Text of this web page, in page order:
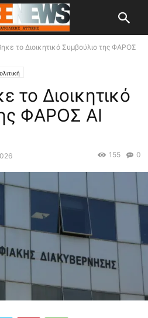
το Διοικητικό Συμβούλιο της ΦΑΡΟΣ
το Διοικητικό
ΦΑΡΟΣ AI
0
155